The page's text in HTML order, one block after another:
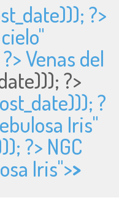
?>
Venas del
?>
?
Iris"
?> NGC
Iris">>